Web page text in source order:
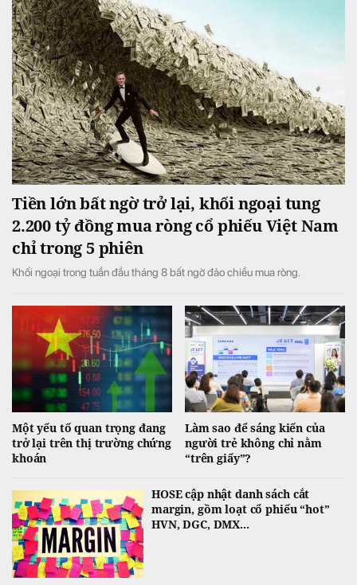
Tiền lớn bất ngờ trở lại, khối ngoại tung
2.200 tỷ đồng mua ròng cổ phiếu Việt Nam
chỉ trong 5 phiên
Khối ngoại trong tuần đầu tháng 8 bất ngờ đảo chiều mua ròng.
Một yếu tố quan trọng đang
trở lại trên thị trường chứng
khoán
Làm sao để sáng kiến của
người trẻ không chỉ nằm
“trên giấy”?
HOSE cập nhật danh sách cắt
margin, gồm loạt cổ phiếu “hot”
HVN, DGC, DMX...